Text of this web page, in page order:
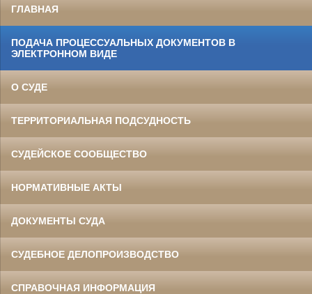
ГЛАВНАЯ
ПОДАЧА ПРОЦЕССУАЛЬНЫХ ДОКУМЕНТОВ В
ЭЛЕКТРОННОМ ВИДЕ
О СУДЕ
ТЕРРИТОРИАЛЬНАЯ ПОДСУДНОСТЬ
СУДЕЙСКОЕ СООБЩЕСТВО
НОРМАТИВНЫЕ АКТЫ
ДОКУМЕНТЫ СУДА
СУДЕБНОЕ ДЕЛОПРОИЗВОДСТВО
СПРАВОЧНАЯ ИНФОРМАЦИЯ